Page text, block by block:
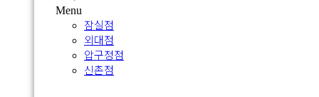
Menu
잠실점
외대점
압구정점
신촌점